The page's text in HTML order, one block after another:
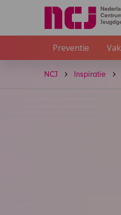
Preventie
NCJ Inspiratie